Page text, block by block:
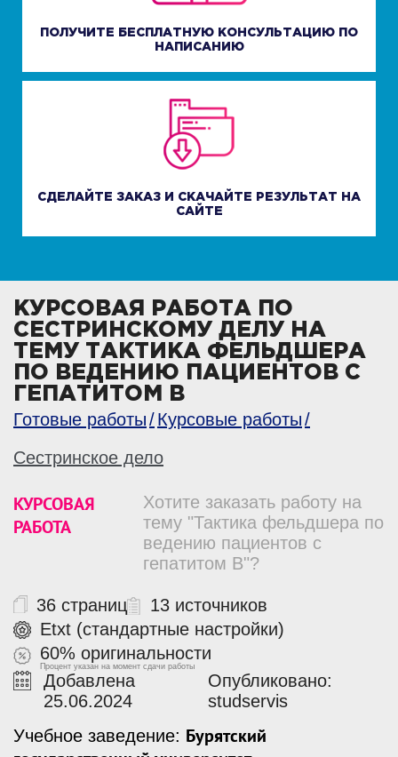
ПОЛУЧИТЕ БЕСПЛАТНУЮ КОНСУЛЬТАЦИЮ ПО
НАПИСАНИЮ
СДЕЛАЙТЕ ЗАКАЗ И СКАЧАЙТЕ РЕЗУЛЬТАТ НА
САЙТЕ
КУРСОВАЯ РАБОТА ПО
СЕСТРИНСКОМУ ДЕЛУ НА
ТЕМУ ТАКТИКА ФЕЛЬДШЕРА
ПО ВЕДЕНИЮ ПАЦИЕНТОВ С
ГЕПАТИТОМ В
Готовые работы
Курсовые работы
Сестринское дело
КУРСОВАЯ
РАБОТА
Хотите заказать работу на
тему "Тактика фельдшера по
ведению пациентов с
гепатитом В"?
36 страниц
13 источников
Etxt (стандартные настройки)
60% оригинальности
Процент указан на момент сдачи работы
Добавлена
25.06.2024
Опубликовано:
studservis
Учебное заведение: Бурятский